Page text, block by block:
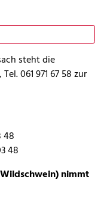
steht die
061 971 67 58 zur
48
48
nimmt